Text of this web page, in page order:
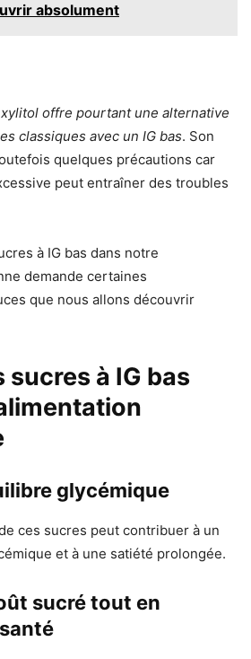
absolument
offre pourtant une alternative
classiques avec un IG bas. Son
quelques précautions car
peut entraîner des troubles
à IG bas dans notre
demande certaines
que nous allons découvrir
sucres à IG bas
glycémique
ces sucres peut contribuer à un
et à une satiété prolongée.
sucré tout en